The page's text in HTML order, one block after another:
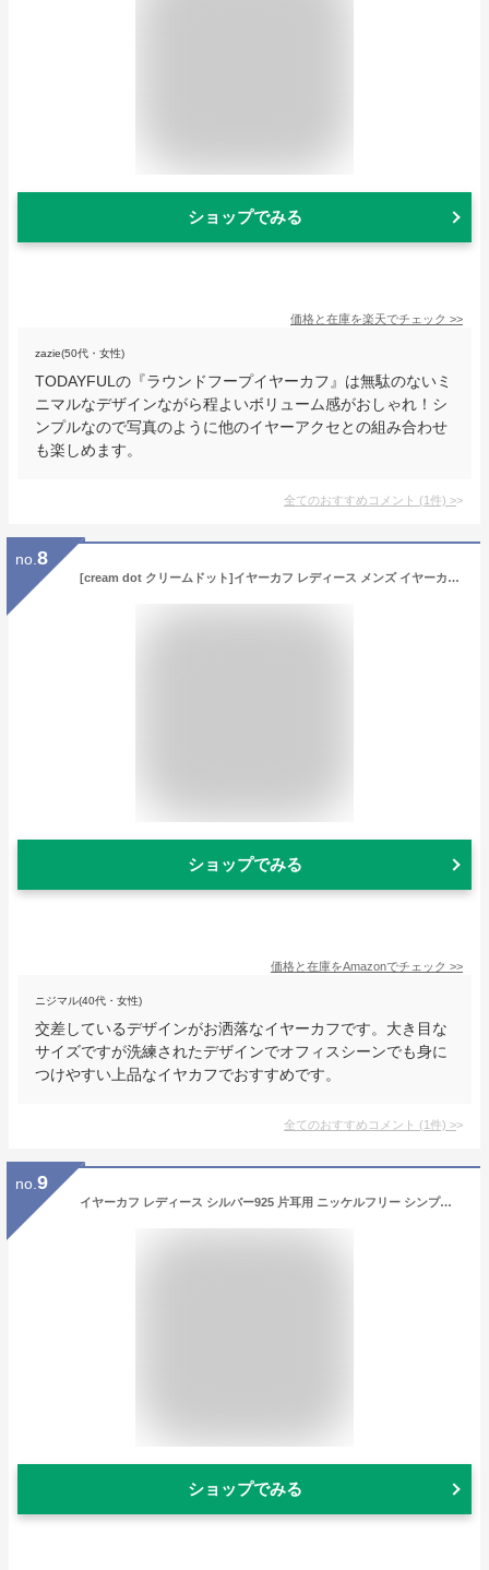
ショップでみる
価格と在庫を楽天でチェック >>
zazie(50代・女性)
TODAYFULの『ラウンドフープイヤーカフ』は無駄のないミ
ニマルなデザインながら程よいボリューム感がおしゃれ！シ
ンプルなので写真のように他のイヤーアクセとの組み合わせ
も楽しめます。
全てのおすすめコメント (1件) >
no. 8
[cream dot クリームドット]イヤーカフ レディース メンズ イヤーカフス イヤカフ ウェアリング 片耳用 メタル クロス 交差 変形 大人 【シルバー×ワンサイズ】
ショップでみる
価格と在庫をAmazonでチェック >>
ニジマル(40代・女性)
交差しているデザインがお洒落なイヤーカフです。大き目な
サイズですが洗練されたデザインでオフィスシーンでも身に
つけやすい上品なイヤカフでおすすめです。
全てのおすすめコメント (1件) >
no. 9
イヤーカフ レディース シルバー925 片耳用 ニッケルフリー シンプル 大ぶり
ショップでみる